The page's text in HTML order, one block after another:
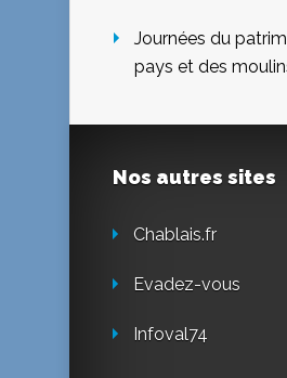
Journées du
pays et des
Nos autres sites
Chablais.fr
Evadez-vous
Infoval74